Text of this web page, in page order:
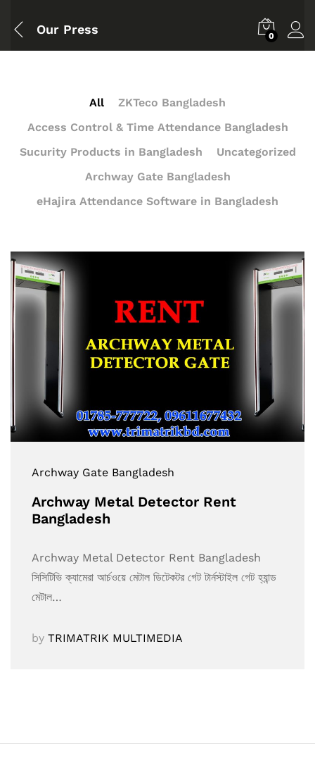
Our Press 0
All
ZKTeco Bangladesh
Access Control & Time Attendance Bangladesh
Sucurity Products in Bangladesh
Uncategorized
Archway Gate Bangladesh
eHajira Attendance Software in Bangladesh
Archway Gate Bangladesh
Archway Metal Detector Rent
Bangladesh
Archway Metal Detector Rent Bangladesh
সিসিটিভি ক্যামেরা আর্চওয়ে মেটাল ডিটেকটর গেট টার্নস্টাইল গেট হ্যান্ড
মেটাল…
by TRIMATRIK MULTIMEDIA